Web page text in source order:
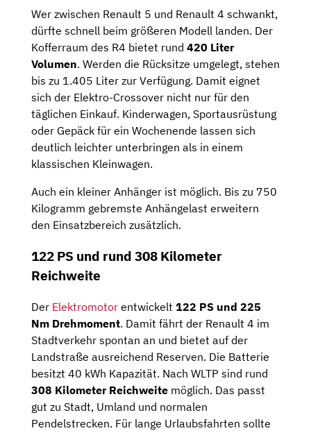
Wer zwischen Renault 5 und Renault 4 schwankt,
dürfte schnell beim größeren Modell landen. Der
Kofferraum des R4 bietet rund 420 Liter
Volumen. Werden die Rücksitze umgelegt, stehen
bis zu 1.405 Liter zur Verfügung. Damit eignet
sich der Elektro-Crossover nicht nur für den
täglichen Einkauf. Kinderwagen, Sportausrüstung
oder Gepäck für ein Wochenende lassen sich
deutlich leichter unterbringen als in einem
klassischen Kleinwagen.
Auch ein kleiner Anhänger ist möglich. Bis zu 750
Kilogramm gebremste Anhängelast erweitern
den Einsatzbereich zusätzlich.
122 PS und rund 308 Kilometer
Reichweite
Der Elektromotor entwickelt 122 PS und 225
Nm Drehmoment. Damit fährt der Renault 4 im
Stadtverkehr spontan an und bietet auf der
Landstraße ausreichend Reserven. Die Batterie
besitzt 40 kWh Kapazität. Nach WLTP sind rund
308 Kilometer Reichweite möglich. Das passt
gut zu Stadt, Umland und normalen
Pendelstrecken. Für lange Urlaubsfahrten sollte